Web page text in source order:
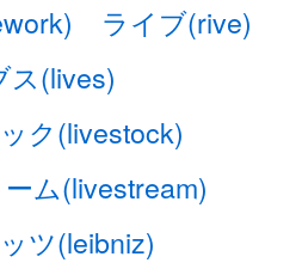
ライブ(rive)
ス(lives)
ク(livestock)
ム(livestream)
ツ(leibniz)